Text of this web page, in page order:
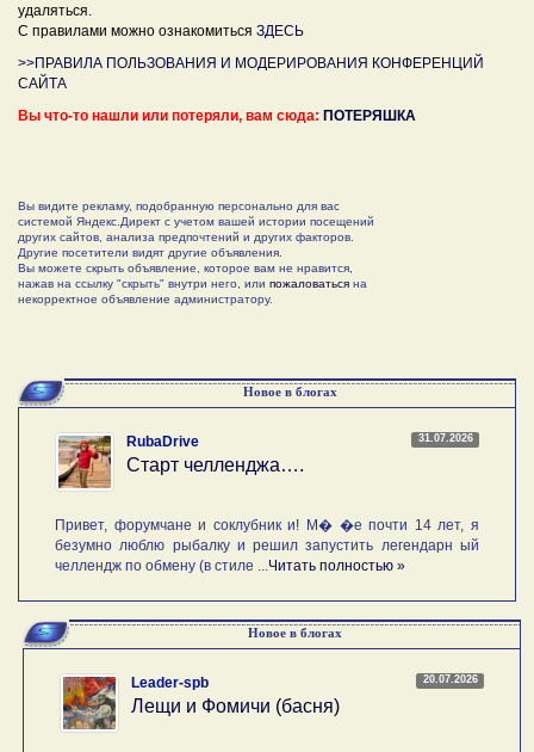
удаляться.
С правилами можно ознакомиться ЗДЕСЬ
>>ПРАВИЛА ПОЛЬЗОВАНИЯ И МОДЕРИРОВАНИЯ КОНФЕРЕНЦИЙ
САЙТА
Вы что-то нашли или потеряли, вам сюда: ПОТЕРЯШКА
Вы видите рекламу, подобранную персонально для вас
системой Яндекс.Директ с учетом вашей истории посещений
других сайтов, анализа предпочтений и других факторов.
Другие посетители видят другие объявления.
Вы можете скрыть объявление, которое вам не нравится,
нажав на ссылку "скрыть" внутри него, или пожаловаться на
некорректное объявление администратору.
Новое в блогах
31.07.2026
RubaDrive
Старт челленджа….
Привет, форумчане и соклубник и! М� �е почти 14 лет, я
безумно люблю рыбалку и решил запустить легендарн ый
челлендж по обмену (в стиле ... Читать полностью »
Новое в блогах
20.07.2026
Leader-spb
Лещи и Фомичи (басня)